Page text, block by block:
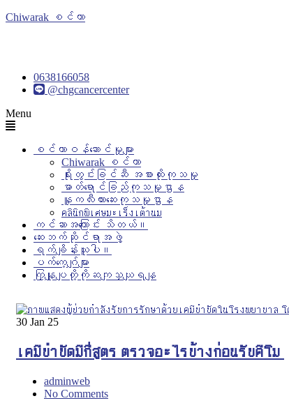
Chiwarak စင်တာ
0638166058
@chgcancercenter
Menu
စင်တာဝန်ဆောင်မှုများ
Chiwarak စင်တာ
ရိုးတွင်းခြင်ဆီ အစားထိုးကုသမှု
ဓာတ်ရောင်ခြည်ကုသမှုဌာန
နူကလီးယားဆေးကုသမှုဌာန
คลินิกพิเศษมะเร็งเต้านม
ကင်ဆာအကြောင်း သိတယ်။
ဆေးဘက်ဆိုင်ရာအဖွဲ့
ရက်ချိန်းယူပါ။
ပက်ကေ့ဂ်ျများ
ကြှနျုပျတို့ကိုဆကျသှယျရနျ
30 Jan 25
เคมีบำบัดมีกี่สูตร ตรวจอะไรบ้างก่อนรับคีโม
adminweb
No Comments